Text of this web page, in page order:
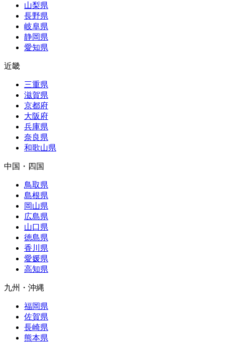
山梨県
長野県
岐阜県
静岡県
愛知県
近畿
三重県
滋賀県
京都府
大阪府
兵庫県
奈良県
和歌山県
中国・四国
鳥取県
島根県
岡山県
広島県
山口県
徳島県
香川県
愛媛県
高知県
九州・沖縄
福岡県
佐賀県
長崎県
熊本県